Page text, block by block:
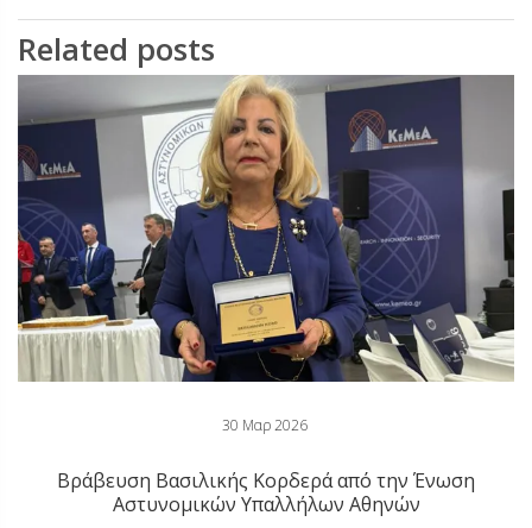
Related posts
30 Μαρ 2026
Βράβευση Βασιλικής Κορδερά από την Ένωση
Αστυνομικών Υπαλλήλων Αθηνών